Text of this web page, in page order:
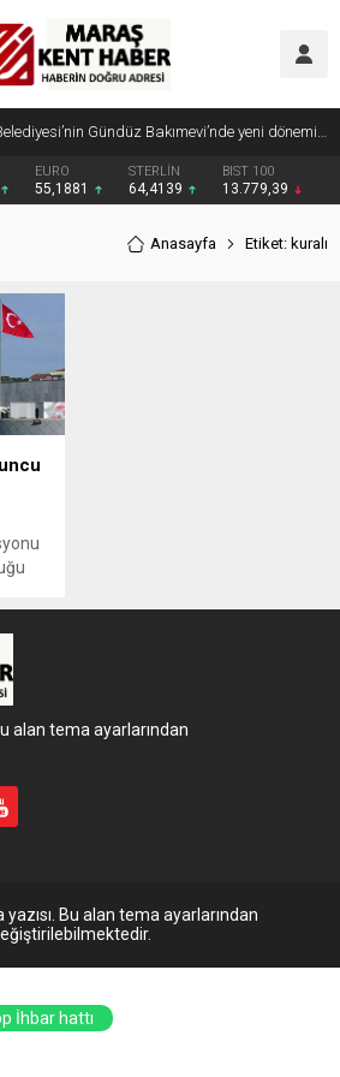
Onikişubat Belediyesi’nin Gündüz Bakımevi’nde yeni dönemin ön kayıtları başladı
EURO
55,1881
STERLİN
64,4139
BIST 100
13.779,39
Anasayfa Etiket: kuralı
alan tema ayarlarından
yazısı. Bu alan tema ayarlarından
İhbar hattı